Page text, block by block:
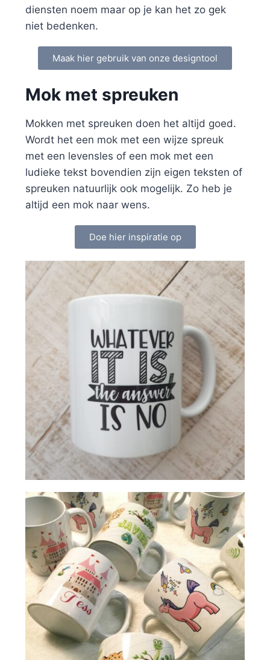
diensten noem maar op je kan het zo gek
niet bedenken.
Maak hier gebruik van onze designtool
Mok met spreuken
Mokken met spreuken doen het altijd goed.
Wordt het een mok met een wijze spreuk
met een levensles of een mok met een
ludieke tekst bovendien zijn eigen teksten of
spreuken natuurlijk ook mogelijk. Zo heb je
altijd een mok naar wens.
Doe hier inspiratie op